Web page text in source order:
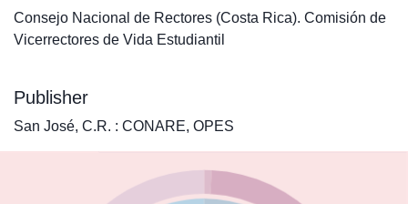
Consejo Nacional de Rectores (Costa Rica). Comisión de
Vicerrectores de Vida Estudiantil
Publisher
San José, C.R. : CONARE, OPES